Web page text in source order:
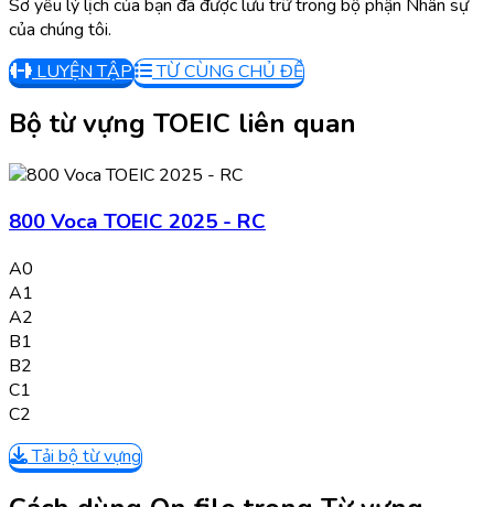
Sơ yếu lý lịch của bạn đã được lưu trữ trong bộ phận Nhân sự
của chúng tôi.
LUYỆN TẬP
TỪ CÙNG CHỦ ĐỀ
Bộ từ vựng TOEIC liên quan
800 Voca TOEIC 2025 - RC
A0
A1
A2
B1
B2
C1
C2
Tải bộ từ vựng